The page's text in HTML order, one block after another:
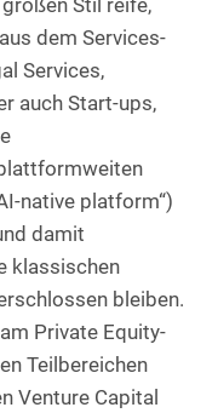
Stil reife,
dem Services-
Services,
auch Start-ups,
native platform“)
damit
klassischen
bleiben.
Private Equity-
Teilbereichen
Venture Capital